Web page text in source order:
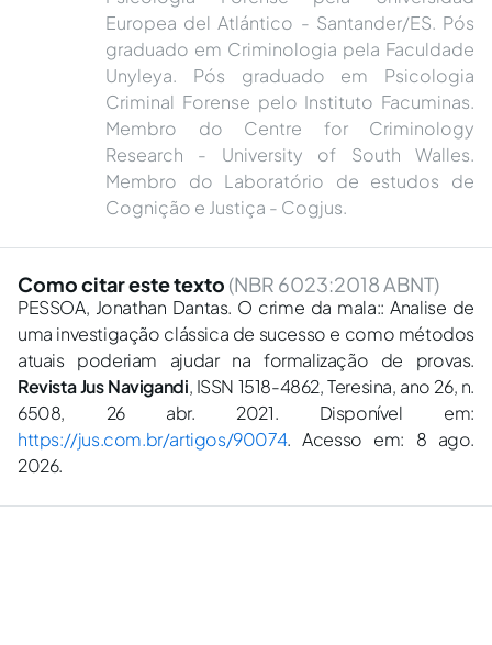
Europea del Atlántico - Santander/ES. Pós
graduado em Criminologia pela Faculdade
Unyleya. Pós graduado em Psicologia
Criminal Forense pelo Instituto Facuminas.
Membro do Centre for Criminology
Research - University of South Walles.
Membro do Laboratório de estudos de
Cognição e Justiça - Cogjus.
Como citar este texto (NBR 6023:2018 ABNT)
PESSOA, Jonathan Dantas. O crime da mala:: Analise de
uma investigação clássica de sucesso e como métodos
atuais poderiam ajudar na formalização de provas.
Revista Jus Navigandi, ISSN 1518-4862, Teresina, ano 26, n.
6508, 26 abr. 2021. Disponível em:
https://jus.com.br/artigos/90074. Acesso em: 8 ago.
2026.